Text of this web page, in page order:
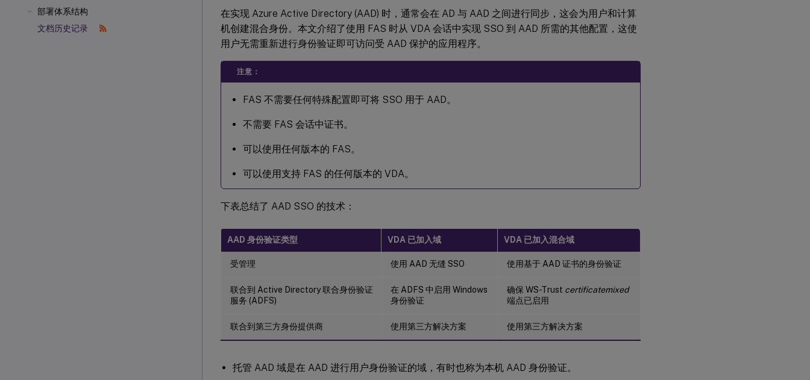
部署体系结构
文档历史记录
在实现 Azure Active Directory (AAD) 时，通常会在 AD 与 AAD 之间进行同步，这会为用户和计算
机创建混合身份。本文介绍了使用 FAS 时从 VDA 会话中实现 SSO 到 AAD 所需的其他配置，这使
用户无需重新进行身份验证即可访问受 AAD 保护的应用程序。
注意：
FAS 不需要任何特殊配置即可将 SSO 用于 AAD。
不需要 FAS 会话中证书。
可以使用任何版本的 FAS。
可以使用支持 FAS 的任何版本的 VDA。
下表总结了 AAD SSO 的技术：
AAD 身份验证类型 VDA 已加入域 VDA 已加入混合域
受管理 使用 AAD 无缝 SSO 使用基于 AAD 证书的身份验证
联合到 Active Directory 联合身份验证
服务 (ADFS)
在 ADFS 中启用 Windows
身份验证
确保 WS-Trust certificatemixed
端点已启用
联合到第三方身份提供商 使用第三方解决方案 使用第三方解决方案
托管 AAD 域是在 AAD 进行用户身份验证的域，有时也称为本机 AAD 身份验证。